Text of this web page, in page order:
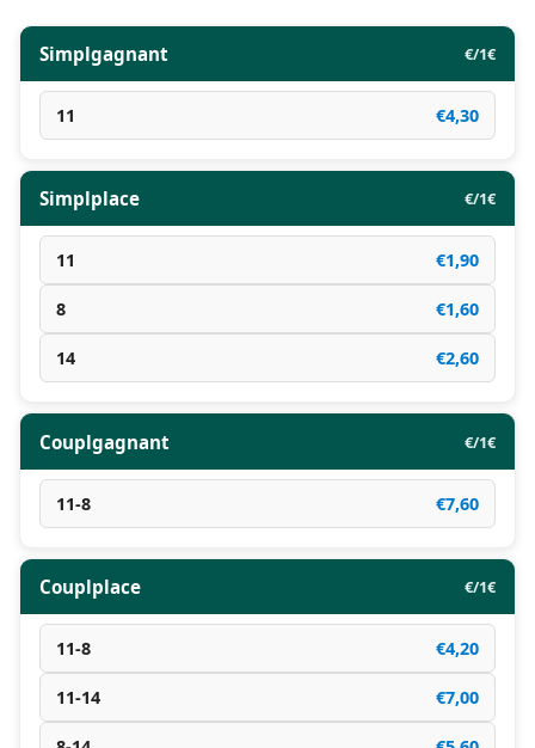
Simplgagnant €/1€
11 €4,30
Simplplace €/1€
11 €1,90
8 €1,60
14 €2,60
Couplgagnant €/1€
11-8 €7,60
Couplplace €/1€
11-8 €4,20
11-14 €7,00